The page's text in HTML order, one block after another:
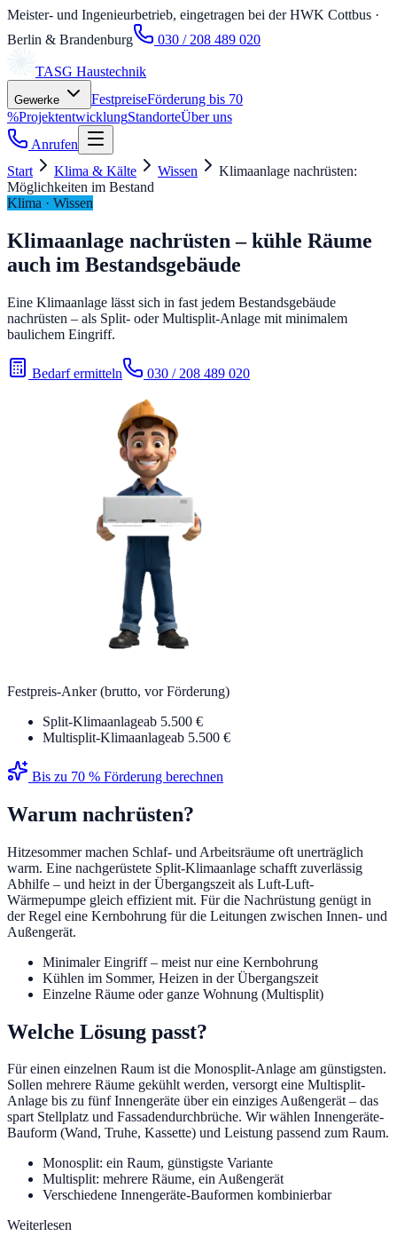
Meister- und Ingenieurbetrieb, eingetragen bei der HWK Cottbus ·
Berlin & Brandenburg
030 / 208 489 020
TASG Haustechnik
Gewerke FestpreiseFörderung bis 70
%ProjektentwicklungStandorteÜber uns
Anrufen
Start
Klima & Kälte Wissen
Klimaanlage nachrüsten:
Möglichkeiten im Bestand
Klima · Wissen
Klimaanlage nachrüsten – kühle Räume
auch im Bestandsgebäude
Eine Klimaanlage lässt sich in fast jedem Bestandsgebäude
nachrüsten – als Split- oder Multisplit-Anlage mit minimalem
baulichem Eingriff.
Bedarf ermitteln 030 / 208 489 020
Festpreis-Anker (brutto, vor Förderung)
Split-Klimaanlageab 5.500 €
Multisplit-Klimaanlageab 5.500 €
Bis zu 70 % Förderung berechnen
Warum nachrüsten?
Hitzesommer machen Schlaf- und Arbeitsräume oft unerträglich
warm. Eine nachgerüstete Split-Klimaanlage schafft zuverlässig
Abhilfe – und heizt in der Übergangszeit als Luft-Luft-
Wärmepumpe gleich effizient mit. Für die Nachrüstung genügt in
der Regel eine Kernbohrung für die Leitungen zwischen Innen- und
Außengerät.
Minimaler Eingriff – meist nur eine Kernbohrung
Kühlen im Sommer, Heizen in der Übergangszeit
Einzelne Räume oder ganze Wohnung (Multisplit)
Welche Lösung passt?
Für einen einzelnen Raum ist die Monosplit-Anlage am günstigsten.
Sollen mehrere Räume gekühlt werden, versorgt eine Multisplit-
Anlage bis zu fünf Innengeräte über ein einziges Außengerät – das
spart Stellplatz und Fassadendurchbrüche. Wir wählen Innengeräte-
Bauform (Wand, Truhe, Kassette) und Leistung passend zum Raum.
Monosplit: ein Raum, günstigste Variante
Multisplit: mehrere Räume, ein Außengerät
Verschiedene Innengeräte-Bauformen kombinierbar
Weiterlesen